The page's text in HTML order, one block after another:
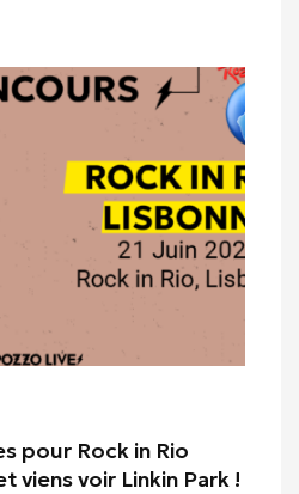
pour Rock in Rio
viens voir Linkin Park !